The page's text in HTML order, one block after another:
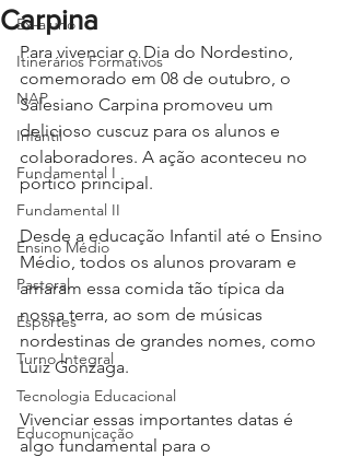
Ex-aluno
Itinerários Formativos
NAP
Infantil
Fundamental I
Fundamental II
Ensino Médio
Pastoral
Esportes
Turno Integral
Tecnologia Educacional
Educomunicação
Carpina
Para vivenciar o Dia do Nordestino,
comemorado em 08 de outubro, o
Salesiano Carpina promoveu um
delicioso cuscuz para os alunos e
colaboradores. A ação aconteceu no
pórtico principal.
Desde a educação Infantil até o Ensino
Médio, todos os alunos provaram e
amaram essa comida tão típica da
nossa terra, ao som de músicas
nordestinas de grandes nomes, como
Luiz Gonzaga.
Vivenciar essas importantes datas é
algo fundamental para o